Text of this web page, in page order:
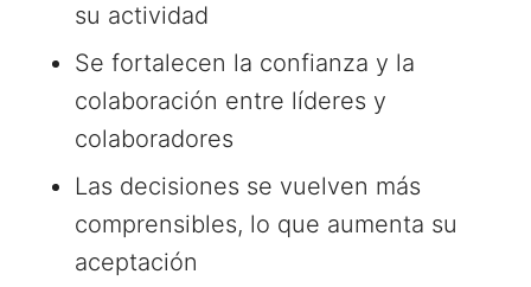
su actividad
Se fortalecen la confianza y la
colaboración entre líderes y
colaboradores
Las decisiones se vuelven más
comprensibles, lo que aumenta su
aceptación